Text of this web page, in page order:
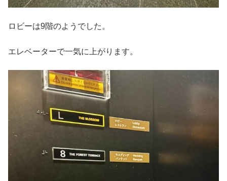
ロビーは9階のようでした。
エレベーターで一気に上がります。